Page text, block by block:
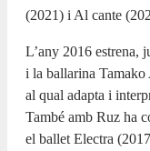
(2021) i Al cante
L’any 2016 estrena,
i la ballarina Tamako
al qual adapta i
També amb Ruz ha
el ballet Electra